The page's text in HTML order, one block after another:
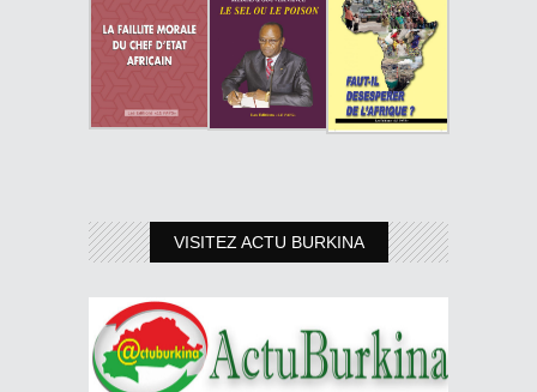
VISITEZ ACTU BURKINA